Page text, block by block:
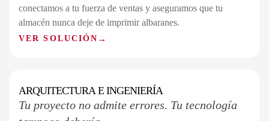
conectamos a tu fuerza de ventas y aseguramos que tu
almacén nunca deje de imprimir albaranes.
VER SOLUCIÓN →
SECTOR 06 / 07
ARQUITECTURA E INGENIERÍA
Tu proyecto no admite errores. Tu tecnología